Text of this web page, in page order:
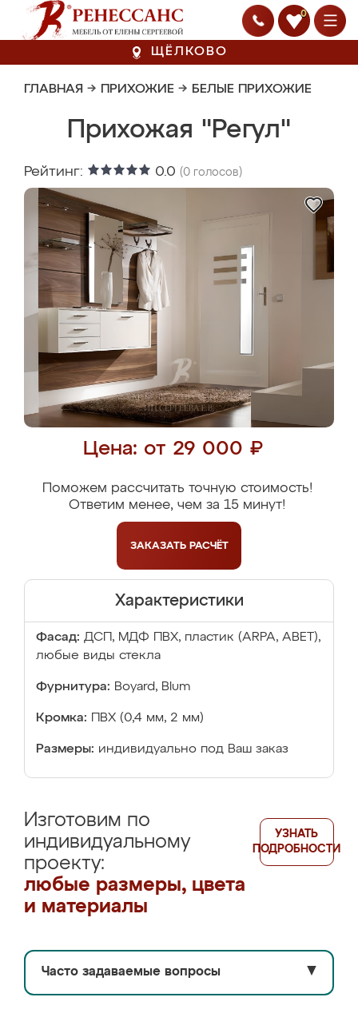
0
ЩЁЛКОВО
ГЛАВНАЯ → ПРИХОЖИЕ → БЕЛЫЕ ПРИХОЖИЕ
Прихожая "Регул"
Рейтинг: 0.0 (0 голосов)
Цена: от 29 000 ₽
Поможем рассчитать точную стоимость!
Ответим менее, чем за 15 минут!
ЗАКАЗАТЬ РАСЧЁТ
Характеристики
Фасад: ДСП, МДФ ПВХ, пластик (ARPA, ABET),
любые виды стекла
Фурнитура: Boyard, Blum
Кромка: ПВХ (0,4 мм, 2 мм)
Размеры: индивидуально под Ваш заказ
Изготовим по
индивидуальному
проекту:
любые размеры, цвета
и материалы
УЗНАТЬ
ПОДРОБНОСТИ
Часто задаваемые вопросы ▼